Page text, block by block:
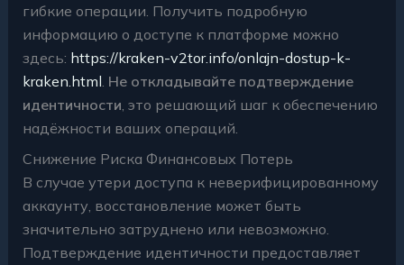
гибкие операции. Получить подробную
информацию о доступе к платформе можно
здесь: https://kraken-v2tor.info/onlajn-dostup-k-
kraken.html Не откладывайте подтверждение
идентичности , это решающий шаг к обеспечению
надёжности ваших операций.
Снижение Риска Финансовых Потерь
В случае утери доступа к неверифицированному
аккаунту, восстановление может быть
значительно затруднено или невозможно.
Подтверждение идентичности предоставляет